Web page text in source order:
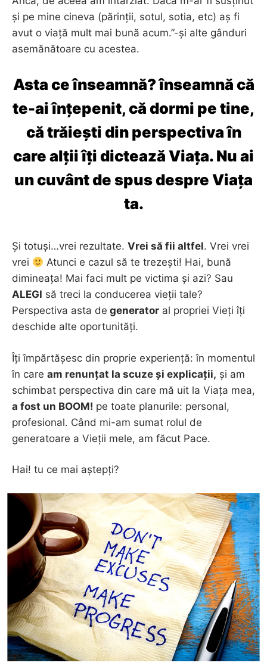
și pe mine cineva (părinții, sotul, sotia, etc) aș fi
avut o viață mult mai bună acum.”-și alte gânduri
asemănătoare cu acestea.
Asta ce înseamnă? înseamnă că
te-ai înțepenit, că dormi pe tine,
că trăiești din perspectiva în
care alții îți dictează Viața. Nu ai
un cuvânt de spus despre Viața
ta.
Și totuși…vrei rezultate. Vrei să fii altfel. Vrei vrei
vrei
Atunci e cazul să te trezești! Hai, bună
dimineața! Mai faci mult pe victima și azi? Sau
ALEGI să treci la conducerea vieții tale?
Perspectiva asta de generator al propriei Vieți îți
deschide alte oportunități.
Îți împărtășesc din proprie experiență: în momentul
în care am renunțat la scuze și explicații, și am
schimbat perspectiva din care mă uit la Viața mea,
a fost un BOOM! pe toate planurile: personal,
profesional. Când mi-am sumat rolul de
generatoare a Vieții mele, am făcut Pace.
Hai! tu ce mai aștepți?